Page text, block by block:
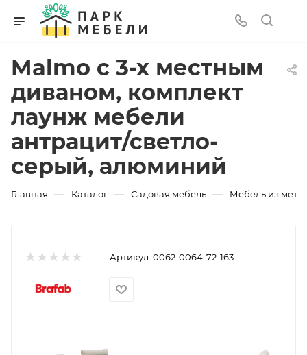
Malmo с 3-х местным
диваном, комплект
лаунж мебели
антрацит/светло-
серый, алюминий
Главная — Каталог — Садовая мебель — Мебель из
Артикул: 0062-0064-72-163